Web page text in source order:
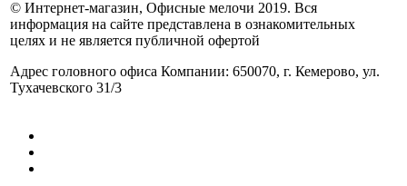
© Интернет-магазин, Офисные мелочи 2019. Вся
информация на сайте представлена в ознакомительных
целях и не является публичной офертой
Адрес головного офиса Компании: 650070, г. Кемерово, ул.
Тухачевского 31/3